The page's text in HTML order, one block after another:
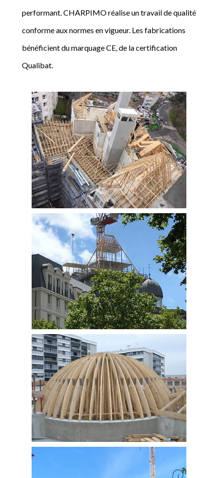
performant. CHARPIMO réalise un travail de qualité
conforme aux normes en vigueur. Les fabrications
bénéficient du marquage CE, de la certification
Qualibat.